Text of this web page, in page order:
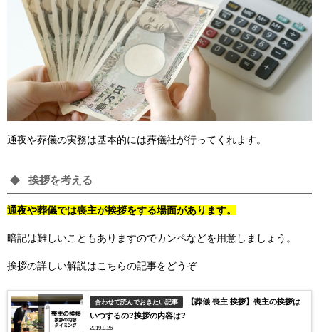
通夜や葬儀の実務は基本的には葬儀社が行ってくれます。
挨拶を考える
通夜や葬儀では喪主が挨拶をする場面があります。
暗記は難しいこともありますのでカンペなどを用意しましょう。
挨拶の詳しい解説はこちらの記事をどうぞ
合わせて読んでおきたい記事
【葬儀 喪主 挨拶】喪主の挨拶は
いつするの?挨拶の内容は?
2019.9.26